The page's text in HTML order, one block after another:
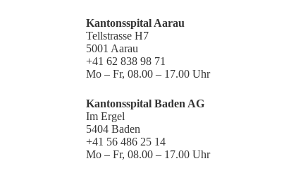
Kantonsspital Aarau
Tellstrasse H7
5001 Aarau
+41 62 838 98 71
Mo – Fr, 08.00 – 17.00 Uhr
Kantonsspital Baden AG
Im Ergel
5404 Baden
+41 56 486 25 14
Mo – Fr, 08.00 – 17.00 Uhr